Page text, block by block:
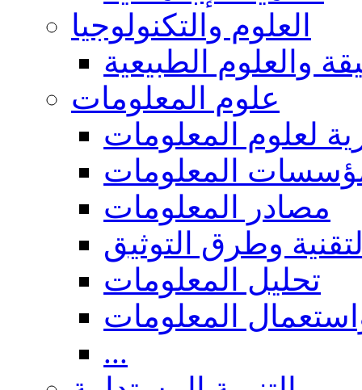
العلوم والتكنولوجيا
والعلوم الطبيعية
علوم المعلومات
لعلوم المعلومات
المعلومات
مصادر المعلومات
وطرق التوثيق
تحليل المعلومات
المعلومات
...